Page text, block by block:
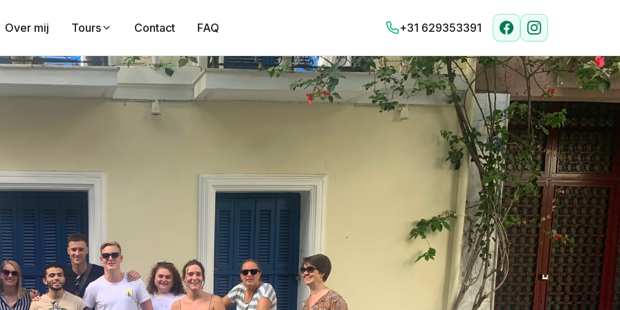
Over mij Tours Contact FAQ +31 629353391